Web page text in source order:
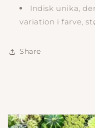
Indisk unika,
variation i farve,
Share